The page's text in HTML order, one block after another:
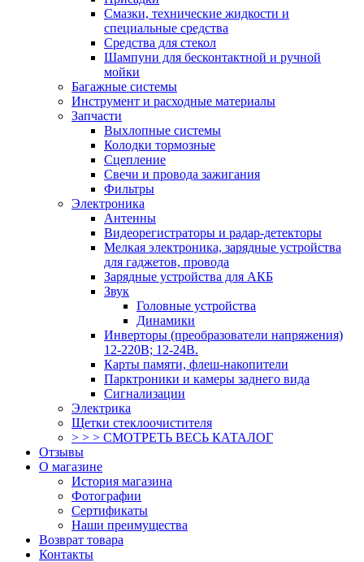
Смазки, технические жидкости и
специальные средства
Средства для стекол
Шампуни для бесконтактной и ручной
мойки
Багажные системы
Инструмент и расходные материалы
Запчасти
Выхлопные системы
Колодки тормозные
Сцепление
Свечи и провода зажигания
Фильтры
Электроника
Антенны
Видеорегистраторы и радар-детекторы
Мелкая электроника, зарядные устройства
для гаджетов, провода
Зарядные устройства для АКБ
Звук
Головные устройства
Динамики
Инверторы (преобразователи напряжения)
12-220В; 12-24В.
Карты памяти, флеш-накопители
Парктроники и камеры заднего вида
Сигнализации
Электрика
Щетки стеклоочистителя
> > > СМОТРЕТЬ ВЕСЬ КАТАЛОГ
Отзывы
О магазине
История магазина
Фотографии
Сертификаты
Наши преимущества
Возврат товара
Контакты